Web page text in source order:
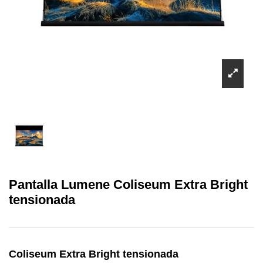
Pantalla Lumene Coliseum Extra Bright
tensionada
Coliseum Extra Bright tensionada